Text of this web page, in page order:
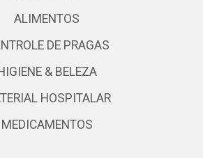
ALIMENTOS
DE PRAGAS
& BELEZA
HOSPITALAR
MEDICAMENTOS